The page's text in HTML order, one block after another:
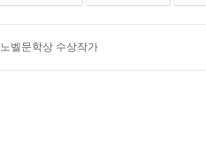
노벨문학상 수상작가